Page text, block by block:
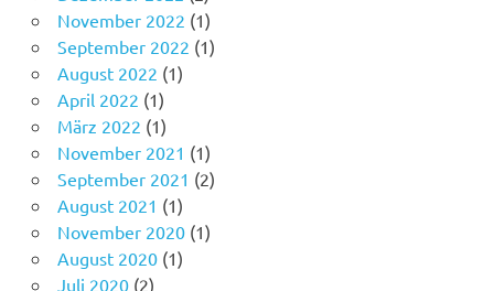
November 2022 (1)
September 2022 (1)
August 2022 (1)
April 2022 (1)
März 2022 (1)
November 2021 (1)
September 2021 (2)
August 2021 (1)
November 2020 (1)
August 2020 (1)
Juli 2020 (2)